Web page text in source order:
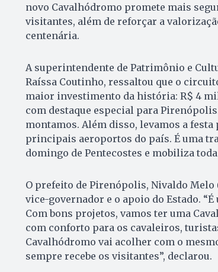
novo Cavalhódromo promete mais
visitantes, além de reforçar a
centenária.
A superintendente de Patrimônio e
Raíssa Coutinho, ressaltou que o
maior investimento da história: R$ 4
com destaque especial para
montamos. Além disso, levamos a
principais aeroportos do país. É uma
domingo de Pentecostes e mobiliza
O prefeito de Pirenópolis, Nivaldo Melo
vice-governador e o apoio do Estado.
Com bons projetos, vamos ter uma
com conforto para os cavaleiros,
Cavalhódromo vai acolher com o
sempre recebe os visitantes”, declarou.